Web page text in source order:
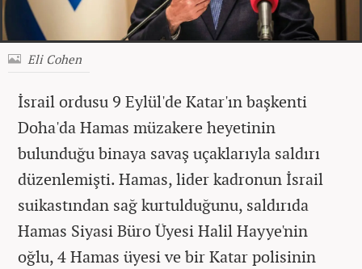
Eli Cohen
İsrail ordusu 9 Eylül'de Katar'ın başkenti
Doha'da Hamas müzakere heyetinin
bulunduğu binaya savaş uçaklarıyla saldırı
düzenlemişti. Hamas, lider kadronun İsrail
suikastından sağ kurtulduğunu, saldırıda
Hamas Siyasi Büro Üyesi Halil Hayye'nin
oğlu, 4 Hamas üyesi ve bir Katar polisinin